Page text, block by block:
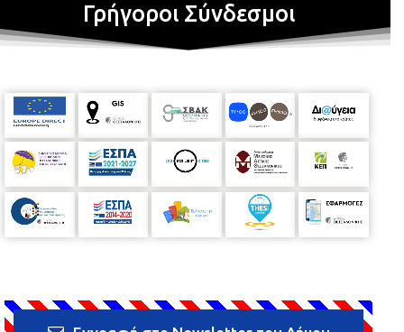
Γρήγοροι Σύνδεσμοι